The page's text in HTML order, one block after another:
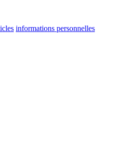
informations personnelles